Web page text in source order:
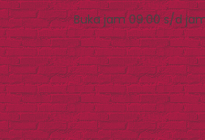
Buka jam 09.00 s/d